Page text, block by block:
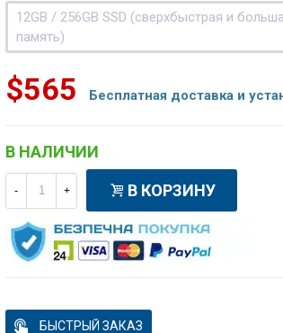
12GB / 256GB SSD (сверхбыстрая и
память)
$565 Бесплатная доставка и
В НАЛИЧИИ
- + В КОРЗИНУ
БЫСТРЫЙ ЗАКАЗ